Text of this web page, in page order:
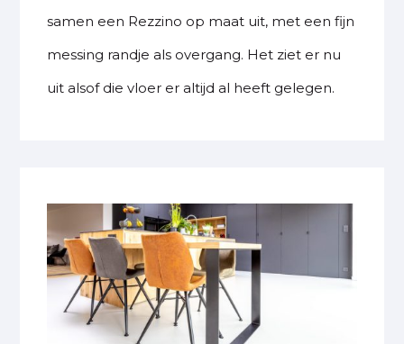
samen een Rezzino op maat uit, met een fijn
messing randje als overgang. Het ziet er nu
uit alsof die vloer er altijd al heeft gelegen.